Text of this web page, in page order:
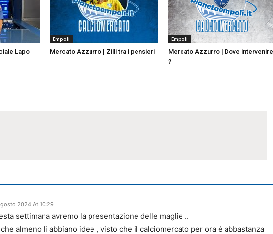
Lapo
Empoli
Mercato Azzurro | Zilli tra i pensieri
Empoli
Mercato Azzurro | Dove intervenire
?
2024 At 10:29
settimana avremo la presentazione delle maglie ..
almeno li abbiano idee , visto che il calciomercato per ora é abbastanza